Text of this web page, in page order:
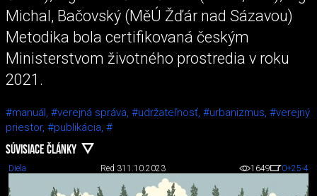
Michal, Bačovský (MěÚ Žďár nad Sázavou)
Metodika bola certifikovaná českým
Ministerstvom životného prostredia v roku
2021.
#manuál, #verejná správa, #udržateľnosť, #urbanizmus, #verejný
priestor, #publikácia, #
SÚVISIACE ČLÁNKY
Diela Red 311.10.2023 1649 0+25-4